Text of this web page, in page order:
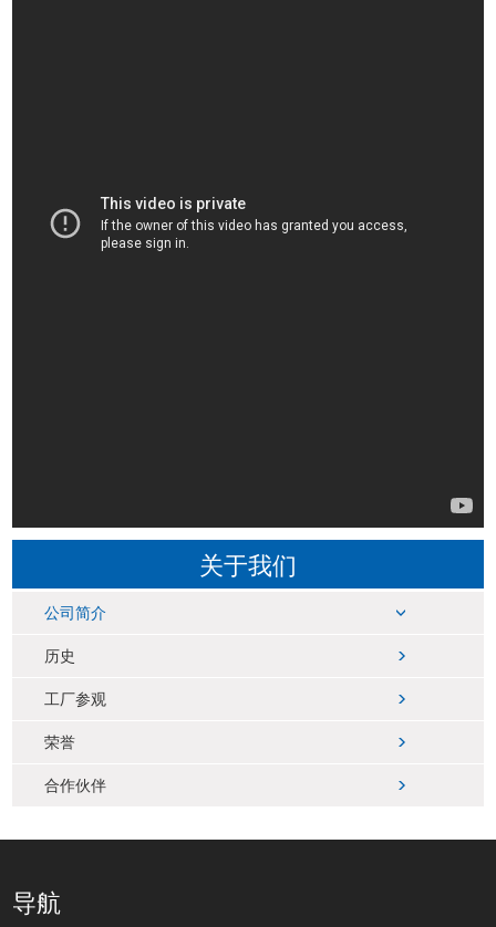
关于我们
公司简介
历史
工厂参观
荣誉
合作伙伴
导航